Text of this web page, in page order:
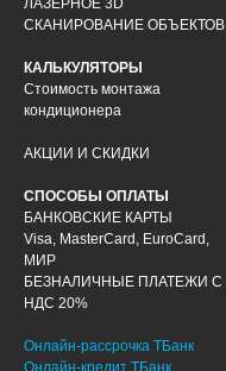
ЛАЗЕРНОЕ 3D
СКАНИРОВАНИЕ ОБЪЕКТОВ
КАЛЬКУЛЯТОРЫ
Стоимость монтажа
кондиционера
АКЦИИ И СКИДКИ
СПОСОБЫ ОПЛАТЫ
БАНКОВСКИЕ КАРТЫ
Visa, MasterCard, EuroCard,
МИР
БЕЗНАЛИЧНЫЕ ПЛАТЕЖИ С
НДС 20%
Онлайн-рассрочка ТБанк
Онлайн-кредит ТБанк